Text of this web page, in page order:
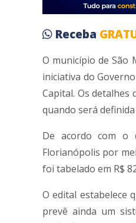
Receba
O município de São
iniciativa do
Capital. Os
quando será
De acordo com o
Florianópolis por
foi tabelado em R$
O edital estabelece
prevê ainda um